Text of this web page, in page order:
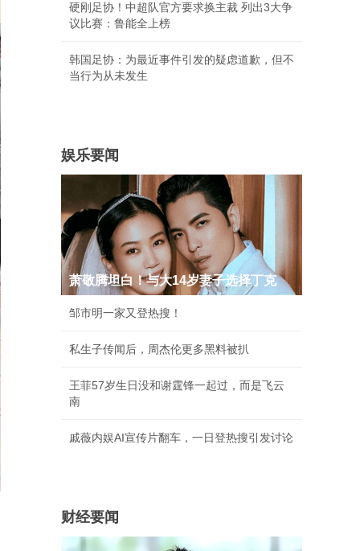
硬刚足协！中超队官方要求换主裁 列出3大争
议比赛：鲁能全上榜
韩国足协：为最近事件引发的疑虑道歉，但不
当行为从未发生
娱乐要闻
萧敬腾坦白！与大14岁妻子选择丁克
邹市明一家又登热搜！
私生子传闻后，周杰伦更多黑料被扒
王菲57岁生日没和谢霆锋一起过，而是飞云
南
戚薇内娱AI宣传片翻车，一日登热搜引发讨论
财经要闻